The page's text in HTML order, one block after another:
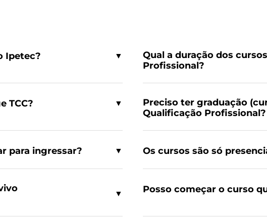
Ipetec? ▼
Qual a duração dos
Profissional?
TCC? ▼
Preciso ter graduação
Qualificação Profissional?
para ingressar? ▼ Os cursos são só
▼ Posso começar o curso